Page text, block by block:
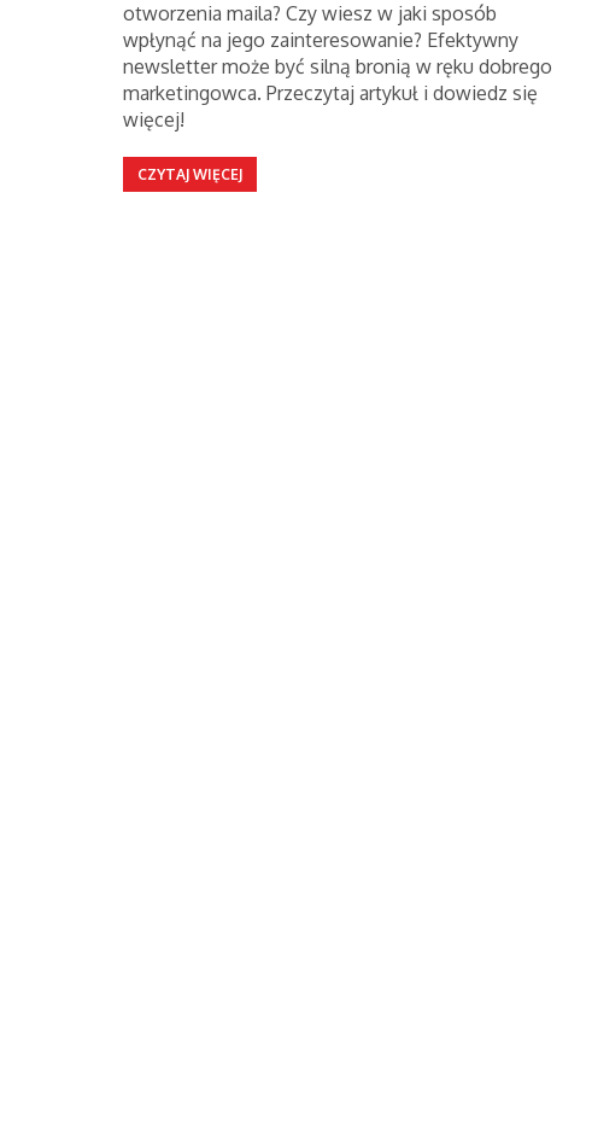
otworzenia maila? Czy wiesz w jaki sposób
wpłynąć na jego zainteresowanie? Efektywny
newsletter może być silną bronią w ręku dobrego
marketingowca. Przeczytaj artykuł i dowiedz się
więcej!
CZYTAJ WIĘCEJ